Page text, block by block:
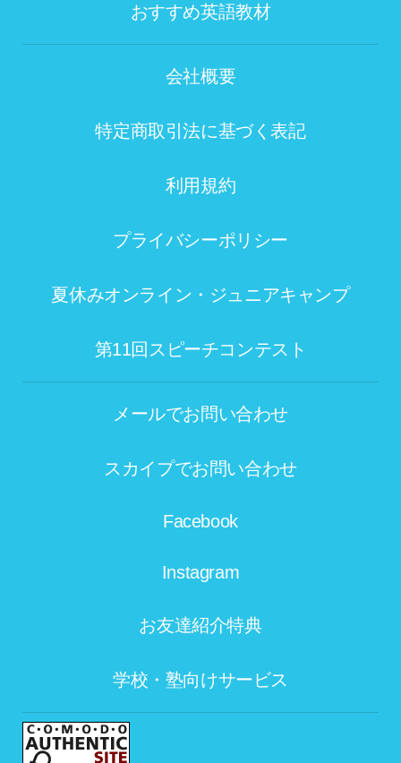
おすすめ英語教材
会社概要
特定商取引法に基づく表記
利用規約
プライバシーポリシー
夏休みオンライン・ジュニアキャンプ
第11回スピーチコンテスト
メールでお問い合わせ
スカイプでお問い合わせ
Facebook
Instagram
お友達紹介特典
学校・塾向けサービス